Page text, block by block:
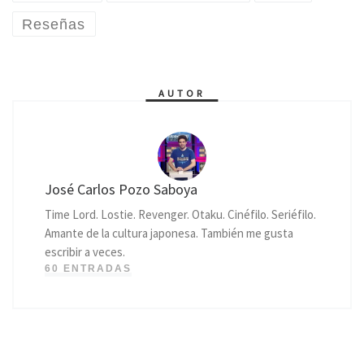
Reseñas
AUTOR
José Carlos Pozo Saboya
Time Lord. Lostie. Revenger. Otaku. Cinéfilo. Seriéfilo.
Amante de la cultura japonesa. También me gusta
escribir a veces.
60 ENTRADAS